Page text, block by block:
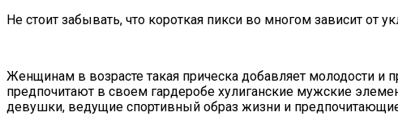
Не стоит забывать, что короткая пикси во многом зависит от
Женщинам в возрасте такая прическа добавляет молодости
предпочитают в своем гардеробе хулиганские мужские
девушки, ведущие спортивный образ жизни и